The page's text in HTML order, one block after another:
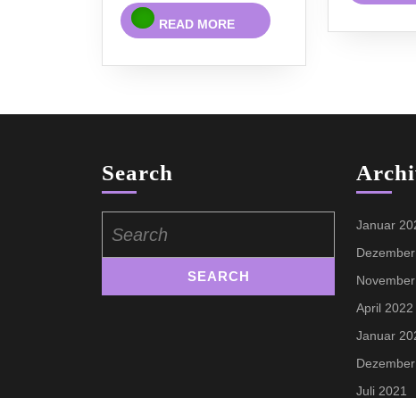
READ MORE
READ
MORE
Search
for:
Januar
April 2022
Januar
Juli 2021